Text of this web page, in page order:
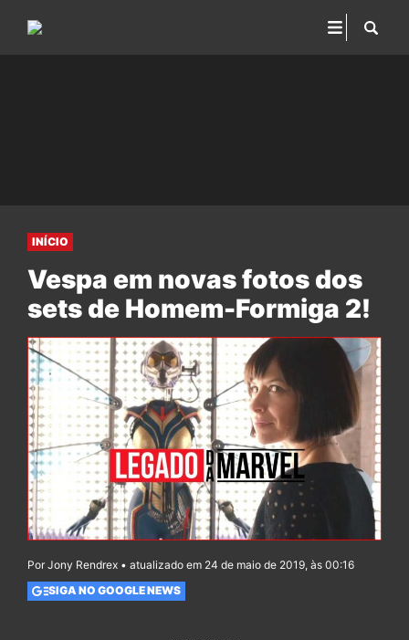
INÍCIO
Vespa em novas fotos dos
sets de Homem-Formiga 2!
Por Jony Rendrex • atualizado em 24 de maio de 2019, às 00:16
SIGA NO GOOGLE NEWS